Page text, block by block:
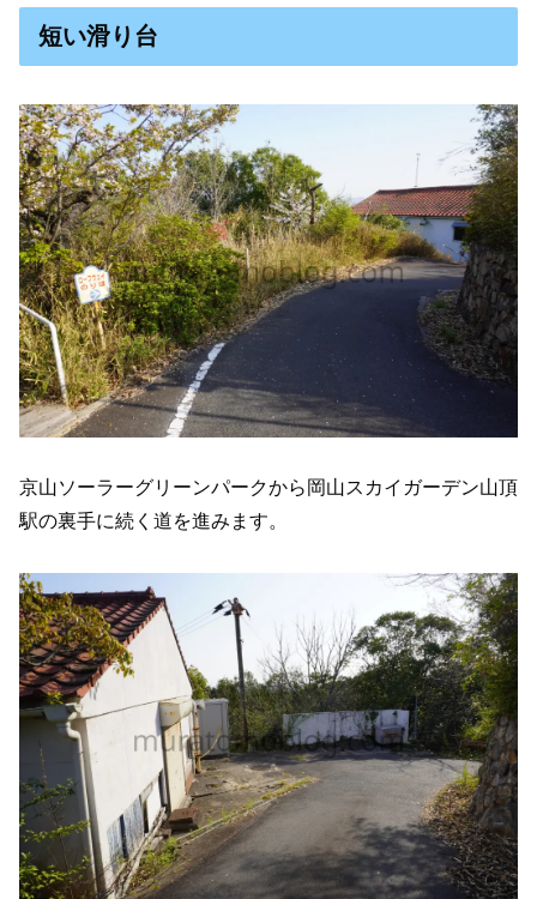
短い滑り台
京山ソーラーグリーンパークから岡山スカイガーデン山頂
駅の裏手に続く道を進みます。